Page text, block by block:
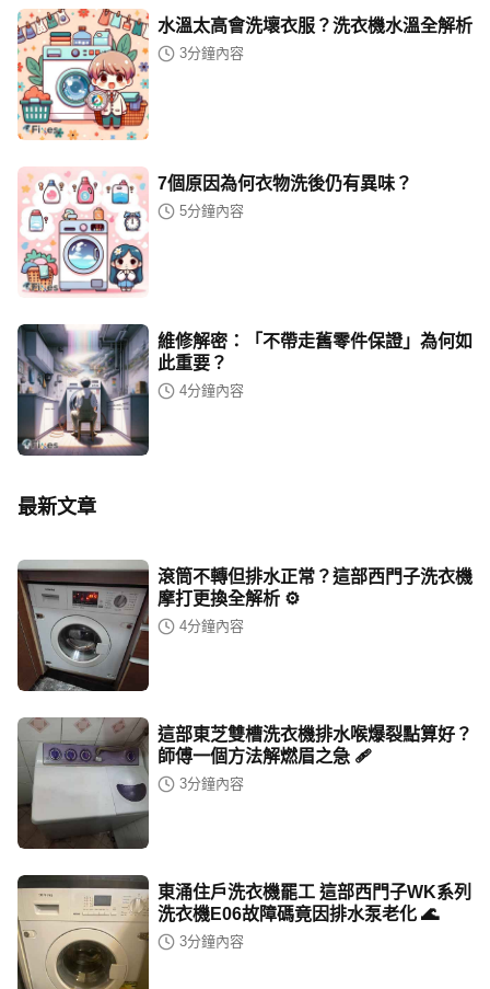
水溫太高會洗壞衣服？洗衣機水溫全解析
3分鐘內容
7個原因為何衣物洗後仍有異味？
5分鐘內容
維修解密：「不帶走舊零件保證」為何如
此重要？
4分鐘內容
最新文章
滾筒不轉但排水正常？這部西門子洗衣機
摩打更換全解析 ⚙️
4分鐘內容
這部東芝雙槽洗衣機排水喉爆裂點算好？
師傅一個方法解燃眉之急 🩹
3分鐘內容
東涌住戶洗衣機罷工 這部西門子WK系列
洗衣機E06故障碼竟因排水泵老化 🌊
3分鐘內容